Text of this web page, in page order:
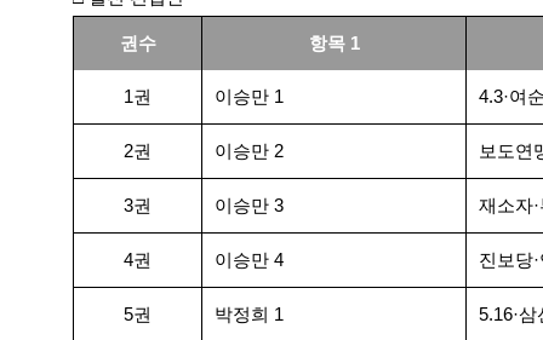
권수 항목 1
1권 이승만 1 4.3·여
2권 이승만 2 보도연
3권 이승만 3 재소자
4권 이승만 4 진보당
5권 박정희 1 5.16·